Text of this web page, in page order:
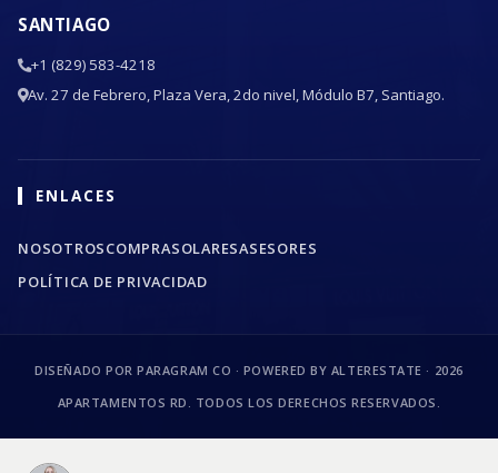
SANTIAGO
+1 (829) 583-4218
Av. 27 de Febrero, Plaza Vera, 2do nivel, Módulo B7, Santiago.
ENLACES
NOSOTROSCOMPRASOLARESASESORES
POLÍTICA DE PRIVACIDAD
DISEÑADO POR PARAGRAM CO · POWERED BY ALTERESTATE · 2026
APARTAMENTOS RD. TODOS LOS DERECHOS RESERVADOS.